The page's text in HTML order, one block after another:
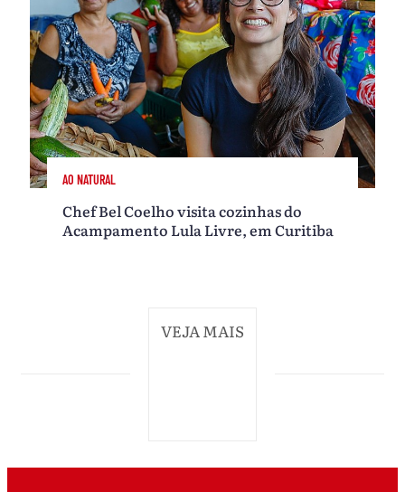
AO NATURAL
Chef Bel Coelho visita cozinhas do
Acampamento Lula Livre, em Curitiba
VEJA MAIS